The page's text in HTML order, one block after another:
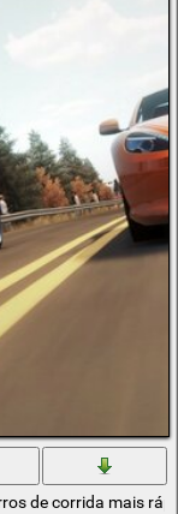
de corrida mais